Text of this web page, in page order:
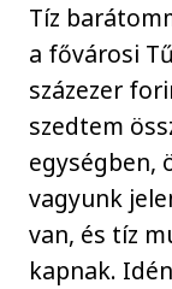
Tíz
a fővárosi
százezer
szedtem
egységben,
vagyunk
van, és tíz
kapnak.